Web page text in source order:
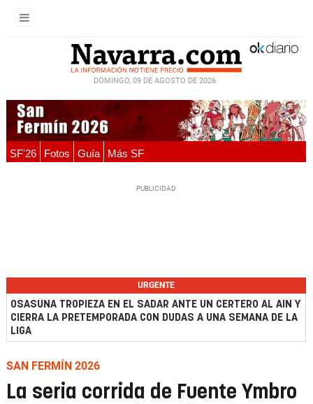
DOMINGO, 09 DE AGOSTO DE 2026
SF'26 Fotos Guía Más SF
URGENTE
OSASUNA TROPIEZA EN EL SADAR ANTE UN CERTERO AL AIN Y
CIERRA LA PRETEMPORADA CON DUDAS A UNA SEMANA DE LA
LIGA
SAN FERMÍN 2026
La seria corrida de Fuente Ymbro